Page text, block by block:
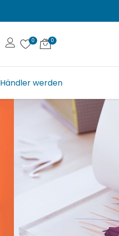
Händler werden